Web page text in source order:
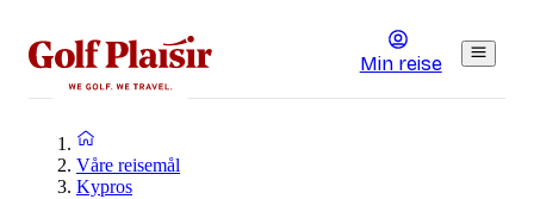
Min reise
Våre reisemål
Kypros